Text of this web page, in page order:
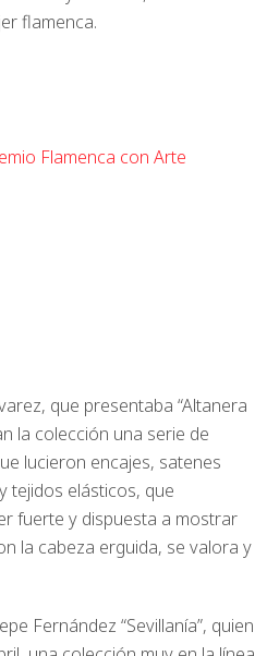
flamenca.
Flamenca con Arte
que presentaba “Altanera
la colección una serie de
lucieron encajes, satenes
tejidos elásticos, que
fuerte y dispuesta a mostrar
la cabeza erguida, se valora y
Fernández “Sevillanía”, quien